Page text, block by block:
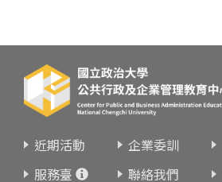
近期活動 企業委訓
服務臺
聯絡我們